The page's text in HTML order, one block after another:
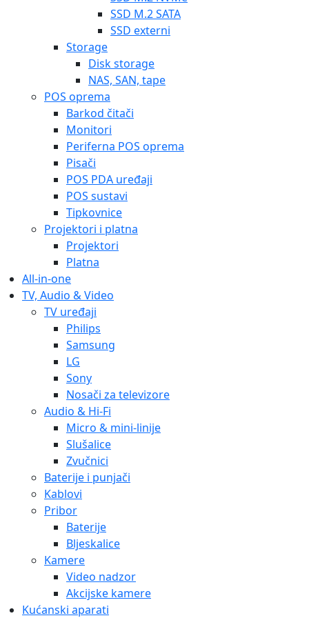
SSD M.2 SATA
SSD externi
Storage
Disk storage
NAS, SAN, tape
POS oprema
Barkod čitači
Monitori
Periferna POS oprema
Pisači
POS PDA uređaji
POS sustavi
Tipkovnice
Projektori i platna
Projektori
Platna
All-in-one
TV, Audio & Video
TV uređaji
Philips
Samsung
LG
Sony
Nosači za televizore
Audio & Hi-Fi
Micro & mini-linije
Slušalice
Zvučnici
Baterije i punjači
Kablovi
Pribor
Baterije
Bljeskalice
Kamere
Video nadzor
Akcijske kamere
Kućanski aparati